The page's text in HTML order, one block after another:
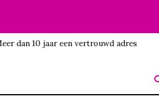
10 jaar een vertrouwd adres